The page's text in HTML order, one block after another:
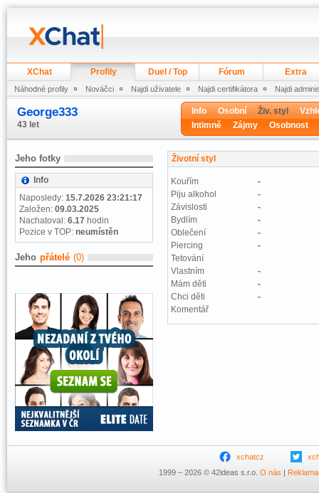
XChat Profily Duel / Top Fórum Extra
Náhodné profily Nováčci Najdi uživatele Najdi certifikátora Najdi
George333
43 let
Info Osobní Živ. styl
Intimně
Zájmy Osobnost
Jeho fotky
Info
Naposledy: 15.7.2026 23:21:17
Založen: 09.03.2025
Nachatoval: 6.17 hodin
Pozice v TOP: neumístěn
Jeho přátelé (0)
Životní styl
Kouřím
-
Piju alkohol
-
Závislosti
-
Bydlím
-
Oblečení
-
Piercing
-
Tetování
Vlastním
-
Mám děti
-
Chci děti
-
Komentář
xchatcz
1999 – 2026 © 42ideas s.r.o. O nás | Reklama